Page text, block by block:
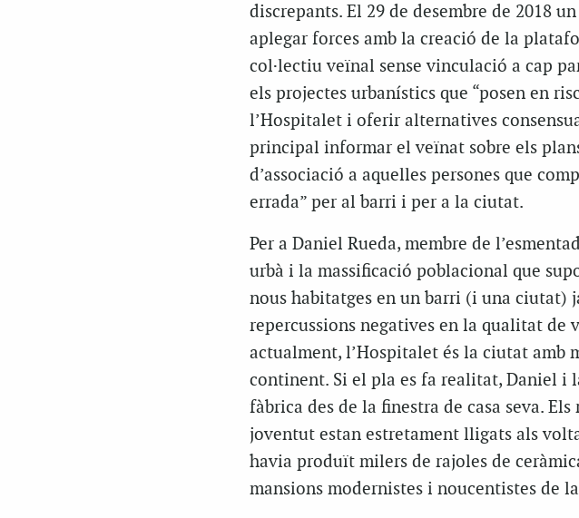
discrepants. El 29 de desembre de 2018
aplegar forces amb la creació de la
col·lectiu veïnal sense vinculació a cap
els projectes urbanístics que “posen en
l’Hospitalet i oferir alternatives
principal informar el veïnat sobre els
d’associació a aquelles persones que
errada” per al barri i per a la ciutat.
Per a Daniel Rueda, membre de
urbà i la massificació poblacional que
nous habitatges en un barri (i una ciutat)
repercussions negatives en la qualitat de
actualment, l’Hospitalet és la ciutat amb
continent. Si el pla es fa realitat, Daniel i
fàbrica des de la finestra de casa seva.
joventut estan estretament lligats als
havia produït milers de rajoles de
mansions modernistes i noucentistes de